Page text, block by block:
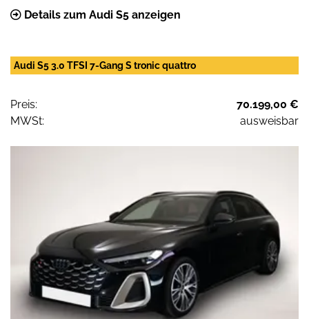
Details zum Audi S5 anzeigen
Audi S5 3.0 TFSI 7-Gang S tronic quattro
Preis:
70.199,00 €
MWSt:
ausweisbar